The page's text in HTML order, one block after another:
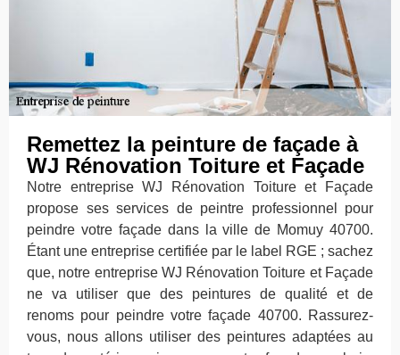
Remettez la peinture de façade à
WJ Rénovation Toiture et Façade
Notre entreprise WJ Rénovation Toiture et Façade
propose ses services de peintre professionnel pour
peindre votre façade dans la ville de Momuy 40700.
Étant une entreprise certifiée par le label RGE ; sachez
que, notre entreprise WJ Rénovation Toiture et Façade
ne va utiliser que des peintures de qualité et de
renoms pour peindre votre façade 40700. Rassurez-
vous, nous allons utiliser des peintures adaptées au